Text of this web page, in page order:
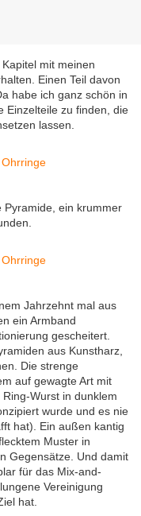
mit meinen
Einen Teil davon
habe ich ganz schön in
Einzelteile zu finden, die
lassen.
Pyramide, ein krummer
Jahrzehnt mal aus
ein Armband
gescheitert.
aus Kunstharz,
Die strenge
auf gewagte Art mit
Wurst in dunklem
wurde und es nie
hat). Ein außen kantig
Muster in
Gegensätze. Und damit
für das Mix-and-
Vereinigung
hat.